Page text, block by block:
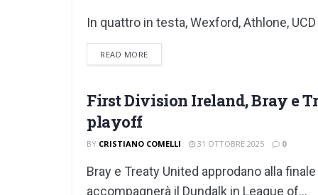
In quattro in testa, Wexford, Athlone,
READ MOREDETAILS
FIRST DIVISION
First Division Ireland, Bray e
playoff
BY CRISTIANO COMELLI 31 OTTOBRE 2025 0
Bray e Treaty United approdano alla
accompagnerà il Dundalk in League of...